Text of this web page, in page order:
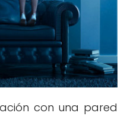
con una pared